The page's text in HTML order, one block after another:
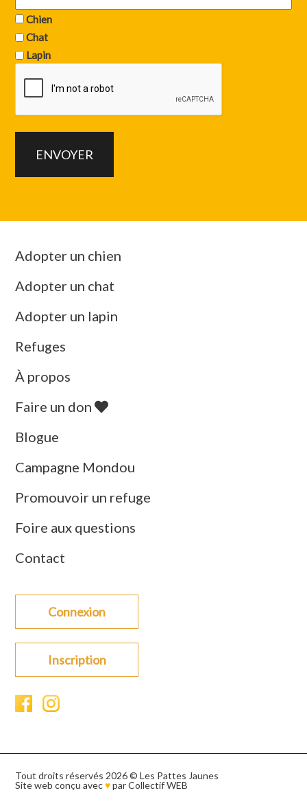
Chien
Chat
Lapin
Adopter un chien
Adopter un chat
Adopter un lapin
Refuges
À propos
Faire un don
Blogue
Campagne Mondou
Promouvoir un refuge
Foire aux questions
Contact
Connexion
Inscription
Tout droits réservés 2026 © Les Pattes Jaunes
Site web conçu avec♥parCollectif WEB